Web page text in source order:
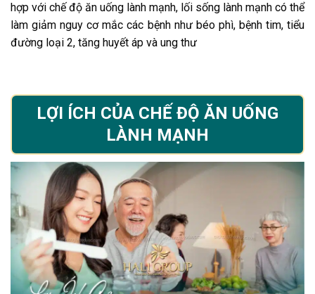
hợp với chế độ ăn uống lành mạnh, lối sống lành mạnh có thể
làm giảm nguy cơ mắc các bệnh như béo phì, bệnh tim, tiểu
đường loại 2, tăng huyết áp và ung thư
LỢI ÍCH CỦA CHẾ ĐỘ ĂN UỐNG
LÀNH MẠNH